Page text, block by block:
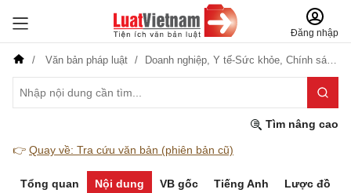
Đăng nhập
Văn bản pháp luật Doanh nghiệp, Y tế-Sức khỏe, Chính sách,
Tìm nâng cao
👉 Quay về: Tra cứu văn bản (phiên bản cũ)
Tổng quan Nội dung VB gốc Tiếng Anh Lược đồ